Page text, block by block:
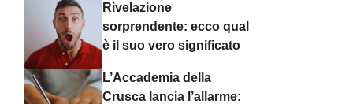
Rivelazione
sorprendente: ecco qual
è il suo vero significato
L’Accademia della
Crusca lancia l’allarme: